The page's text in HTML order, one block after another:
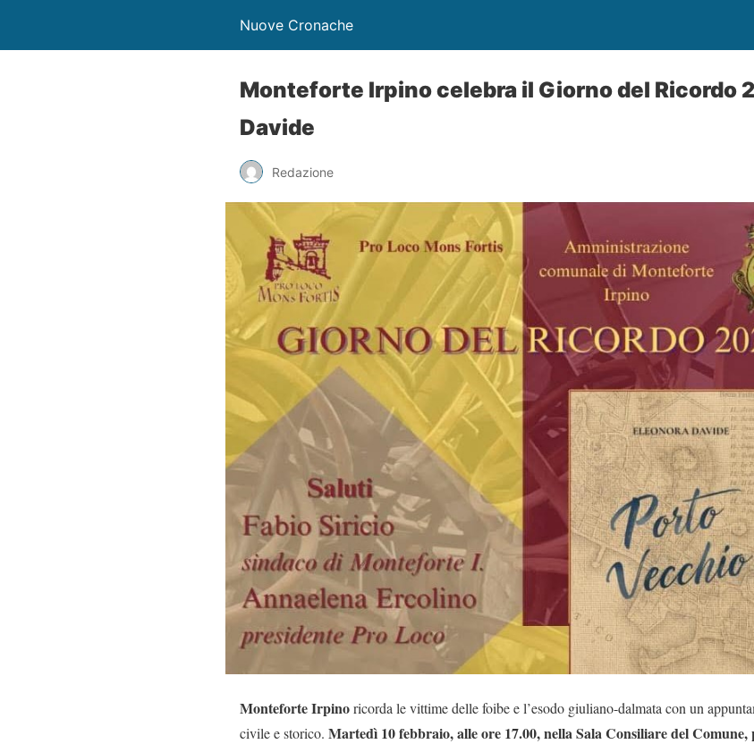
Nuove Cronache
Monteforte Irpino celebra il Giorno del Ricordo
Davide
Redazione
Monteforte Irpinoricorda le vittime delle foibe e l’esodo giuliano-dalmata con un
civile e storico. Martedì 10 febbraio, alle ore 17.00, nella Sala Consiliare del Comune,